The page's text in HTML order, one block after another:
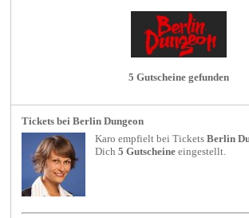
5 Gutscheine gefunden
Tickets bei Berlin Dungeon
Karo empfielt beiTickets Berlin
Dich5 Gutscheine eingestellt.